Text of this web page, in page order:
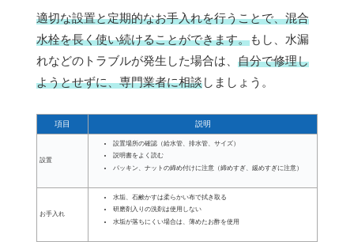
適切な設置と定期的なお手入れを行うことで、混合
水栓を長く使い続けることができます。もし、水漏
れなどのトラブルが発生した場合は、 自分で修理し
ようとせずに、専門業者に相談しましょう。
項目 説明
設置
設置場所の確認（給水管、排水管、サイズ）
説明書をよく読む
パッキン、ナットの締め付けに注意（締めすぎ、緩めすぎに注意）
お手入れ
水垢、石鹸かすは柔らかい布で拭き取る
研磨剤入りの洗剤は使用しない
水垢が落ちにくい場合は、薄めたお酢を使用